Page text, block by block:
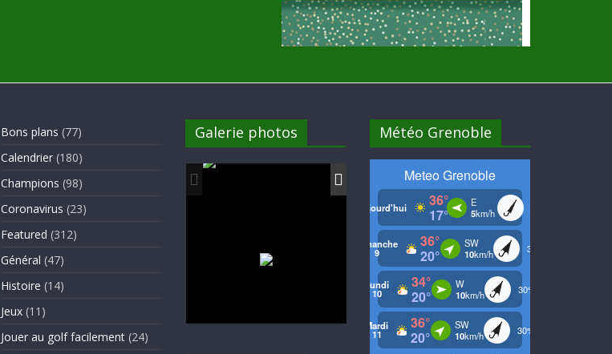
Bons plans (77)
Calendrier (180)
Champions (98)
Coronavirus (23)
Featured (312)
Général (47)
Histoire (14)
Jeux (11)
Jouer au golf facilement (24)
Galerie photos Météo Grenoble